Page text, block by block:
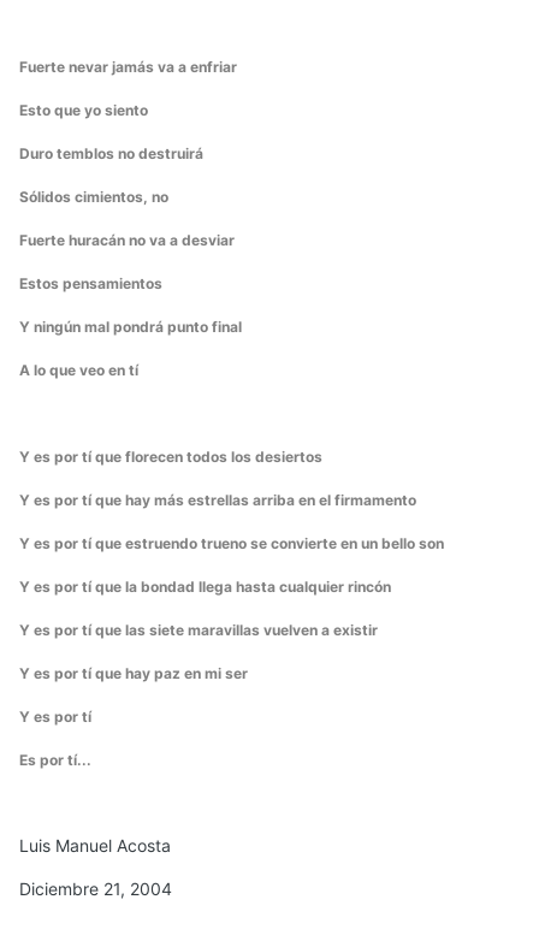
Fuerte nevar jamás va a enfriar
Esto que yo siento
Duro temblos no destruirá
Sólidos cimientos, no
Fuerte huracán no va a desviar
Estos pensamientos
Y ningún mal pondrá punto final
A lo que veo en tí
Y es por tí que florecen todos los desiertos
Y es por tí que hay más estrellas arriba en el firmamento
Y es por tí que estruendo trueno se convierte en un bello son
Y es por tí que la bondad llega hasta cualquier rincón
Y es por tí que las siete maravillas vuelven a existir
Y es por tí que hay paz en mi ser
Y es por tí
Es por tí...
Luis Manuel Acosta
Diciembre 21, 2004